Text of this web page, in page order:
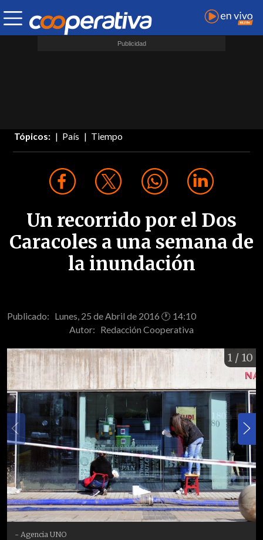
Tópicos: País Tiempo
Un recorrido por el Dos
Caracoles a una semana de
la inundación
Publicado: Lunes, 25 de Abril de 2016 🕐 14:10
Autor: Redacción Cooperativa
1 / 10
- Agencia UNO